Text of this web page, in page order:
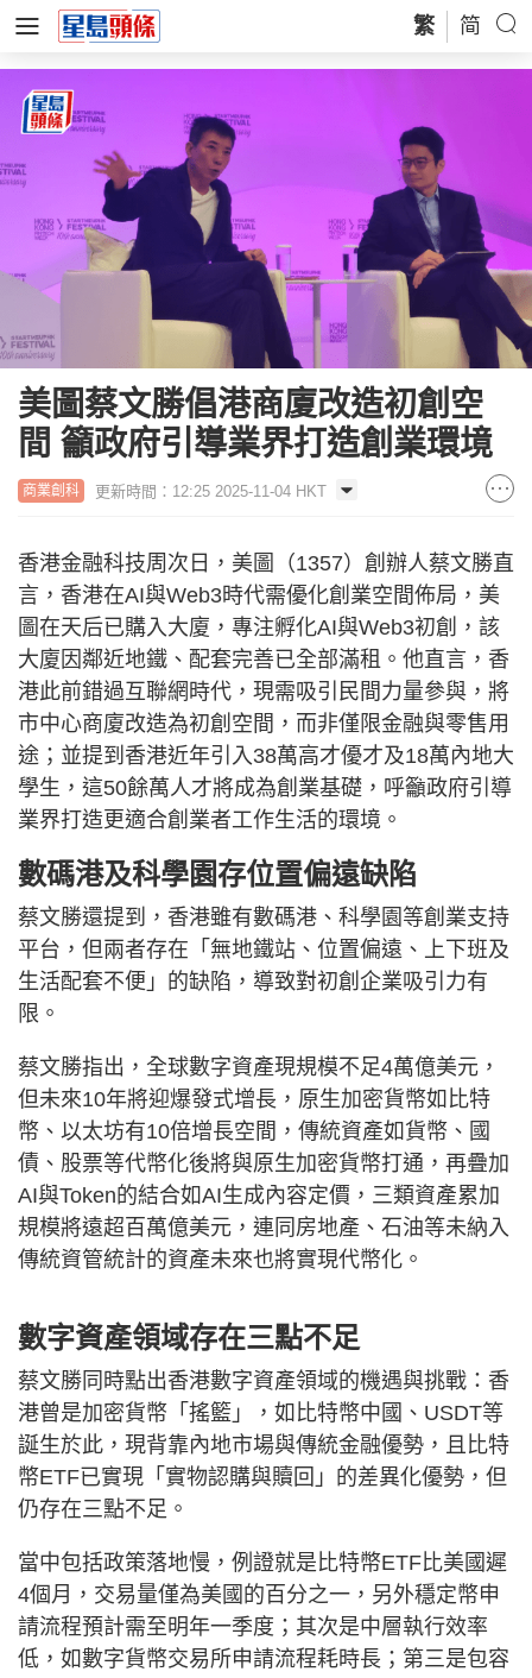
繁 简
美圖蔡文勝倡港商廈改造初創空
間 籲政府引導業界打造創業環境
商業創科 更新時間：12:25 2025-11-04 HKT
香港金融科技周次日，美圖（1357）創辦人蔡文勝直
言，香港在AI與Web3時代需優化創業空間佈局，美
圖在天后已購入大廈，專注孵化AI與Web3初創，該
大廈因鄰近地鐵、配套完善已全部滿租。他直言，香
港此前錯過互聯網時代，現需吸引民間力量參與，將
市中心商廈改造為初創空間，而非僅限金融與零售用
途；並提到香港近年引入38萬高才優才及18萬內地大
學生，這50餘萬人才將成為創業基礎，呼籲政府引導
業界打造更適合創業者工作生活的環境。
數碼港及科學園存位置偏遠缺陷
蔡文勝還提到，香港雖有數碼港、科學園等創業支持
平台，但兩者存在「無地鐵站、位置偏遠、上下班及
生活配套不便」的缺陷，導致對初創企業吸引力有
限。
蔡文勝指出，全球數字資產現規模不足4萬億美元，
但未來10年將迎爆發式增長，原生加密貨幣如比特
幣、以太坊有10倍增長空間，傳統資產如貨幣、國
債、股票等代幣化後將與原生加密貨幣打通，再疊加
AI與Token的結合如AI生成內容定價，三類資產累加
規模將遠超百萬億美元，連同房地產、石油等未納入
傳統資管統計的資產未來也將實現代幣化。
數字資產領域存在三點不足
蔡文勝同時點出香港數字資產領域的機遇與挑戰：香
港曾是加密貨幣「搖籃」，如比特幣中國、USDT等
誕生於此，現背靠內地市場與傳統金融優勢，且比特
幣ETF已實現「實物認購與贖回」的差異化優勢，但
仍存在三點不足。
當中包括政策落地慢，例證就是比特幣ETF比美國遲
4個月，交易量僅為美國的百分之一，另外穩定幣申
請流程預計需至明年一季度；其次是中層執行效率
低，如數字貨幣交易所申請流程耗時長；第三是包容